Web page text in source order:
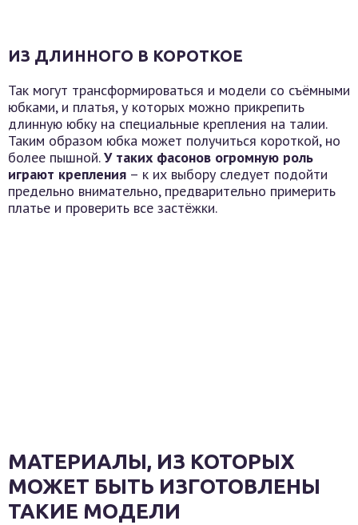
ИЗ ДЛИННОГО В КОРОТКОЕ
Так могут трансформироваться и модели со съёмными
юбками, и платья, у которых можно прикрепить
длинную юбку на специальные крепления на талии.
Таким образом юбка может получиться короткой, но
более пышной.У таких фасонов огромную роль
играют крепления – к их выбору следует подойти
предельно внимательно, предварительно примерить
платье и проверить все застёжки.
МАТЕРИАЛЫ, ИЗ КОТОРЫХ
МОЖЕТ БЫТЬ ИЗГОТОВЛЕНЫ
ТАКИЕ МОДЕЛИ